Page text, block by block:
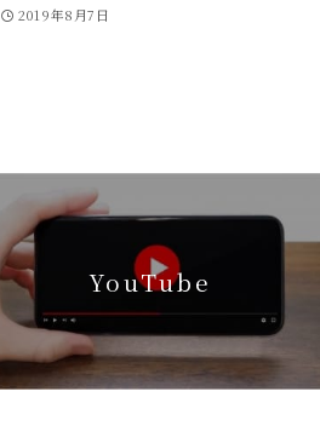
2019年8月7日
YouTube